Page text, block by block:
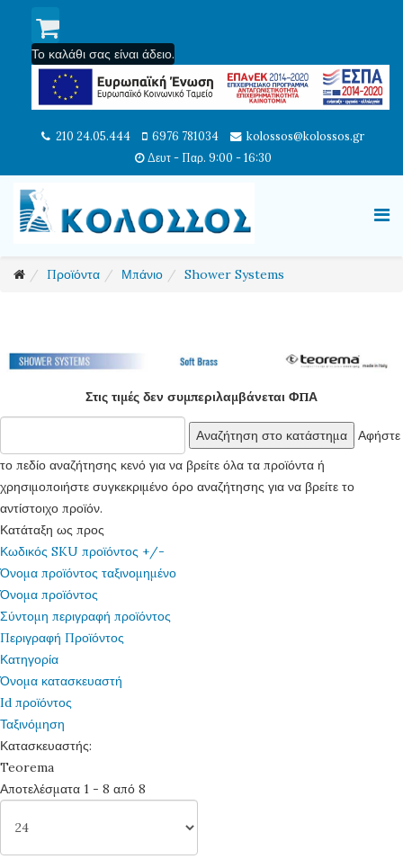
Το καλάθι σας είναι άδειο.
210 24.05.444 6976 781034
kolossos@kolossos.gr
Δευτ - Παρ. 9:00 - 16:30
Προϊόντα Μπάνιο Shower Systems
Στις τιμές δεν συμπεριλαμβάνεται ΦΠΑ
Αφήστε
το πεδίο αναζήτησης κενό για να βρείτε όλα τα προϊόντα ή
χρησιμοποιήστε συγκεκριμένο όρο αναζήτησης για να βρείτε το
αντίστοιχο προϊόν.
Κατάταξη ως προς
Κωδικός SKU προϊόντος +/-
Όνομα προϊόντος ταξινομημένο
Όνομα προϊόντος
Σύντομη περιγραφή προϊόντος
Περιγραφή Προϊόντος
Κατηγορία
Όνομα κατασκευαστή
Id προϊόντος
Ταξινόμηση
Κατασκευαστής:
Teorema
Αποτελέσματα 1 - 8 από 8